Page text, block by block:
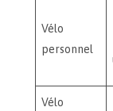
Vélo
personnel
Vélo